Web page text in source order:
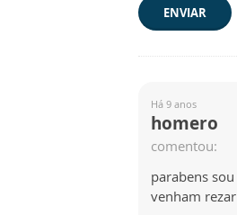
ENVIAR
Há 9 anos
homero
comentou:
parabens
venham